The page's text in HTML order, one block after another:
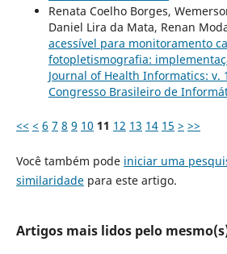
Renata Coelho Borges,
Daniel Lira da Mata, Renan
acessível para monitoramento
fotopletismografia:
Journal of Health Informatics: v.
Congresso Brasileiro de
<< < 6 7 8 9 10 11 12 13 14 15 > >>
Você também pode iniciar uma
similaridadepara este artigo.
Artigos mais lidos pelo